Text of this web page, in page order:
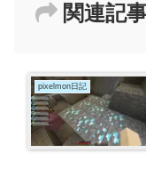
関連記
pixelmon日記